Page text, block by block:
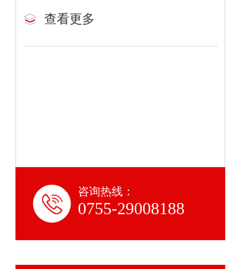
查看更多
咨询热线：
0755-29008188